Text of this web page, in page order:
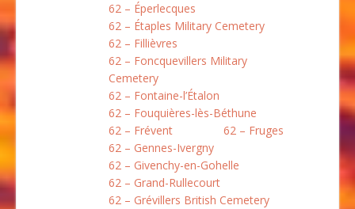
62 – Éperlecques
62 – Étaples Military Cemetery
62 – Fillièvres
62 – Foncquevillers Military
Cemetery
62 – Fontaine-l’Étalon
62 – Fouquières-lès-Béthune
62 – Frévent
62 – Fruges
62 – Gennes-Ivergny
62 – Givenchy-en-Gohelle
62 – Grand-Rullecourt
62 – Grévillers British Cemetery